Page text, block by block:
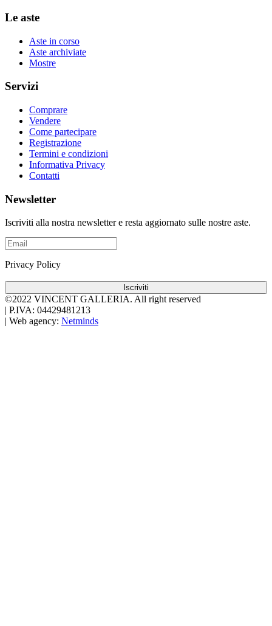
Le aste
Aste in corso
Aste archiviate
Mostre
Servizi
Comprare
Vendere
Come partecipare
Registrazione
Termini e condizioni
Informativa Privacy
Contatti
Newsletter
Iscriviti alla nostra newsletter e resta aggiornato sulle nostre aste.
Privacy Policy
Iscriviti
©2022 VINCENT GALLERIA. All right reserved
P.IVA: 04429481213
Web agency: Netminds